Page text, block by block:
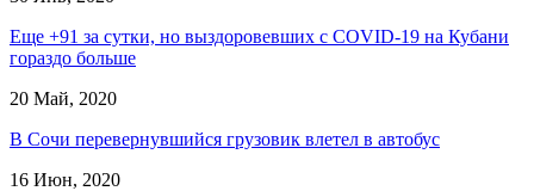
Еще +91 за сутки, но выздоровевших с COVID-19 на Кубани
гораздо больше
20 Май, 2020
В Сочи перевернувшийся грузовик влетел в автобус
16 Июн, 2020